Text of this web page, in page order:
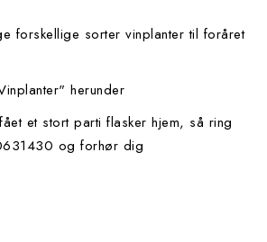
forskellige sorter vinplanter til foråret
herunder
et stort parti flasker hjem, så ring
og forhør dig